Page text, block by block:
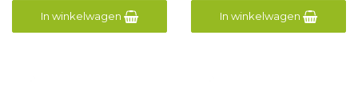
In winkelwagen In winkelwagen